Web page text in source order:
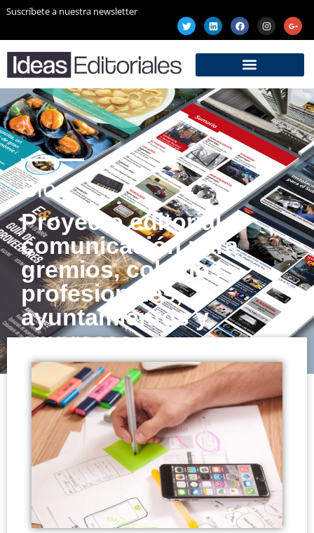
Suscríbete a nuestra newsletter
Blog
Proyecto editorial y
comunicación para
gremios, colegios
profesionales,
ayuntamientos y
empresas